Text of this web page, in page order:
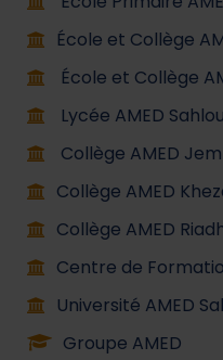
École et Collège
École et Collège
Lycée AMED
Collège AMED
Collège AMED
Collège AMED
Centre de
Université AMED
Groupe AMED